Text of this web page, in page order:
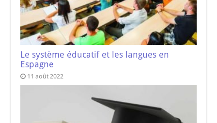
Le système éducatif et les langues en
Espagne
11 août 2022